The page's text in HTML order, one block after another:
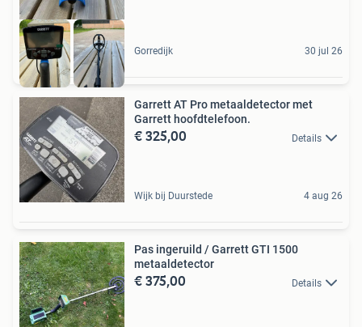
Gorredijk 30 jul 26
Garrett AT Pro metaaldetector met
Garrett hoofdtelefoon.
€ 325,00 Details
Wijk bij Duurstede 4 aug 26
Pas ingeruild / Garrett GTI 1500
metaaldetector
€ 375,00 Details